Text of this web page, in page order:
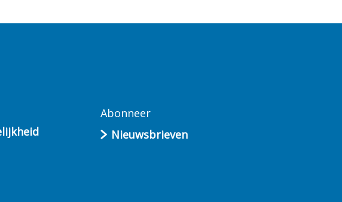
Abonneer
Nieuwsbrieven